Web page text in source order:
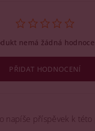
napíše příspěvek k této
nemá žádná
PŘIDAT HODNOCENÍ